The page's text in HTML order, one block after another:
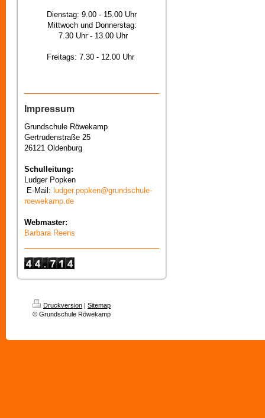
Dienstag: 9.00 - 15.00 Uhr
Mittwoch und Donnerstag:
7.30 Uhr - 13.00 Uhr
Freitags: 7.30 - 12.00 Uhr
Impressum
Grundschule Röwekamp
Gertrudenstraße 25
26121 Oldenburg
Schulleitung:
Ludger Popken
E-Mail: ludger.popken@grundschule-
roewekamp.de
Webmaster:
Barbara Reens
Druckversion | Sitemap
© Grundschule Röwekamp